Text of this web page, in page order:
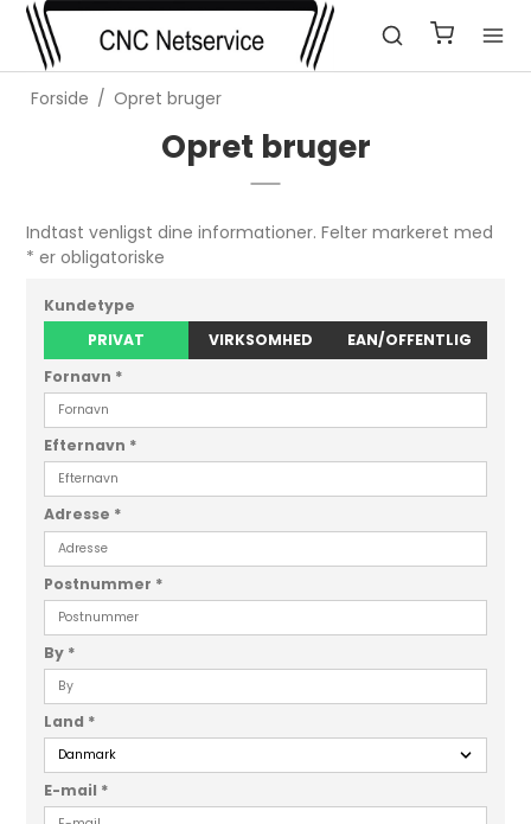
Forside / Opret bruger
Opret bruger
Indtast venligst dine informationer. Felter markeret med
* er obligatoriske
Kundetype
PRIVAT
VIRKSOMHED
EAN/OFFENTLIG
Fornavn *
Efternavn *
Adresse *
Postnummer *
By *
Land *
E-mail *